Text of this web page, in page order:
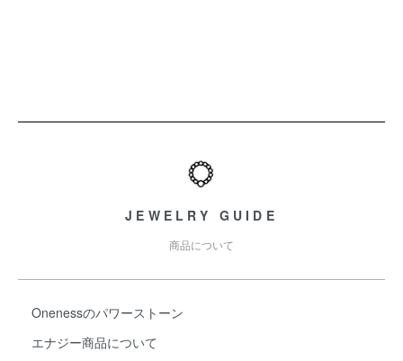
JEWELRY GUIDE
商品について
Onenessのパワーストーン
エナジー商品について